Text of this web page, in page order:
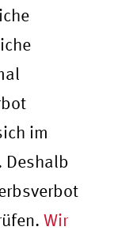
im
Deshalb
Wir